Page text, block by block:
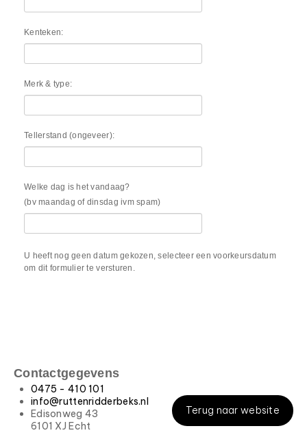
Kenteken:
Merk & type:
Tellerstand (ongeveer):
Welke dag is het vandaag?
(bv maandag of dinsdag ivm spam)
U heeft nog geen datum gekozen, selecteer een voorkeursdatum
om dit formulier te versturen.
Terug naar website
Contactgegevens
0475 - 410 101
info@ruttenridderbeks.nl
Edisonweg 43
6101 XJ Echt